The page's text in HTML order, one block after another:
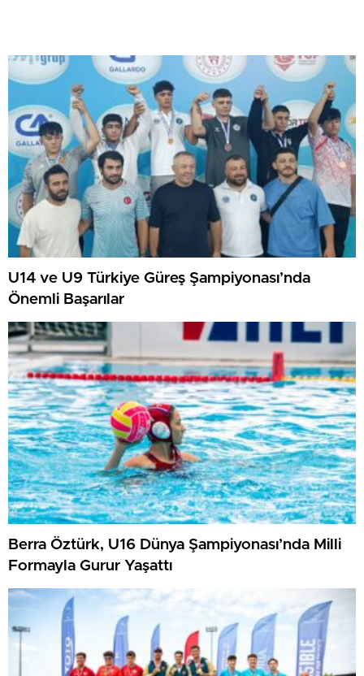
U14 ve U9 Türkiye Güreş Şampiyonası’nda
Önemli Başarılar
Berra Öztürk, U16 Dünya Şampiyonası’nda Milli
Formayla Gurur Yaşattı